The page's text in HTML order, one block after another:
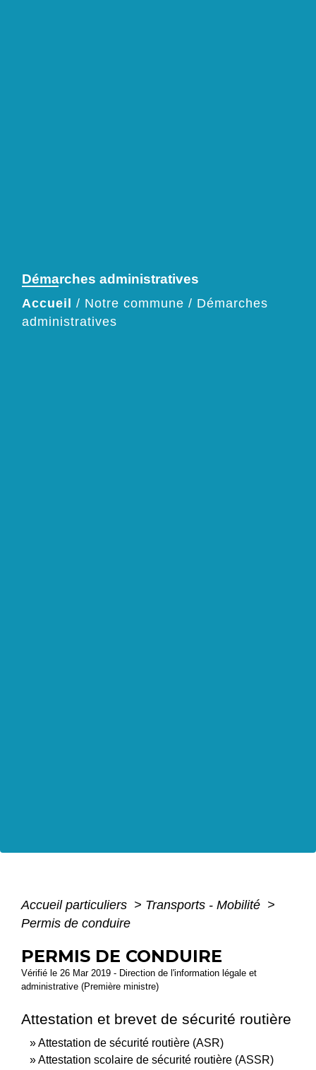
Démarches administratives
Accueil / Notre commune / Démarches
administratives
Accueil particuliers > Transports - Mobilité >
Permis de conduire
PERMIS DE CONDUIRE
Vérifié le 26 Mar 2019 - Direction de l'information légale et
administrative (Première ministre)
Attestation et brevet de sécurité routière
Attestation de sécurité routière (ASR)
Attestation scolaire de sécurité routière (ASSR)